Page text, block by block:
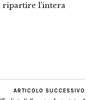
ripartire l’intera
ARTICOLO SUCCESSIVO